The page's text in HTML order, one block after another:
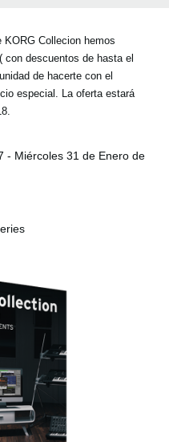
KORG Collecion hemos
con descuentos de hasta el
de hacerte con el
especial. La oferta estará
- Miércoles 31 de Enero de